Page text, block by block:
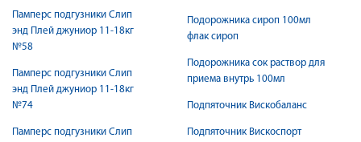
Памперс подгузники Слип
энд Плей джуниор 11-18кг
№58
Памперс подгузники Слип
энд Плей джуниор 11-18кг
№74
Памперс подгузники Слип
Подорожника сироп 100мл
флак сироп
Подорожника сок раствор для
приема внутрь 100мл
Подпяточник Вискобаланс
Подпяточник Вискоспорт